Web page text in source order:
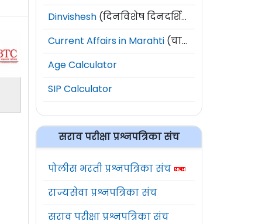
Dinvishesh (दिनविशेष दिनदर्शिका)
Current Affairs in Marahti (चालू घडामोडी)
Age Calculator
SIP Calculator
सराव परीक्षा प्रश्नपत्रिका संच
पोलीस भरती प्रश्नपत्रिका संच
राज्यसेवा प्रश्नपत्रिका संच
सराव परीक्षा प्रश्नपत्रिका संच